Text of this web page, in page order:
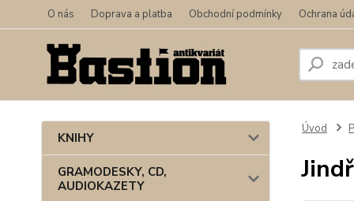
O nás Doprava a platba Obchodní podmínky Ochrana
KNIHY
GRAMODESKY, CD,
AUDIOKAZETY
Úvod